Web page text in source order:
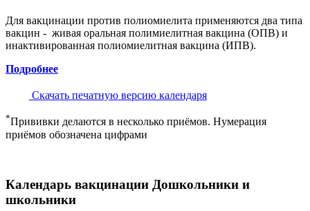
Для вакцинации против полиомиелита применяются два типа
вакцин - живая оральная полимиелитная вакцина (ОПВ) и
инактивированная полиомиелитная вакцина (ИПВ).
Подробнее
Скачать печатную версию календаря
*Прививки делаются в несколько приёмов. Нумерация
приёмов обозначена цифрами
Календарь вакцинации Дошкольники и
школьники